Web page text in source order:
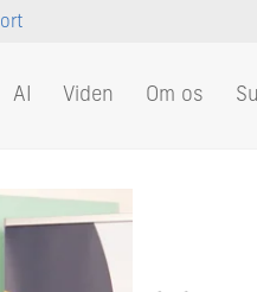
AI Viden Om os